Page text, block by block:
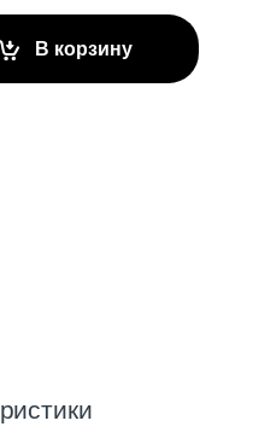
В корзину